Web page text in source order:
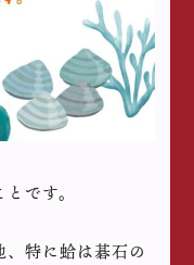
です。
特に蛤は碁石の